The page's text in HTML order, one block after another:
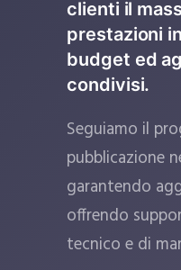
clienti il
prestazioni
budget ed
condivisi.
Seguiamo il
pubblicazione
garantendo
offrendo
tecnico e di